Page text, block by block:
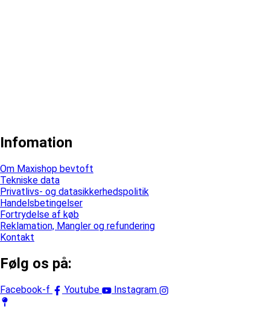
Infomation
Om Maxishop bevtoft
Tekniske data
Privatlivs- og datasikkerhedspolitik
Handelsbetingelser
Fortrydelse af køb
Reklamation, Mangler og refundering
Kontakt
Følg os på:
Facebook-f Youtube Instagram